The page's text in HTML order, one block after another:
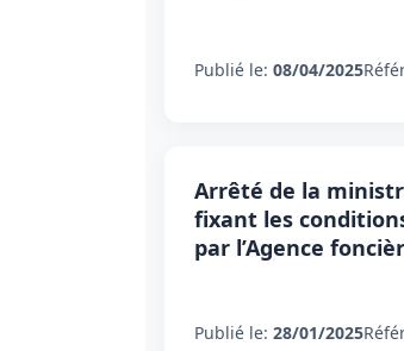
Publié le: 08/04/2025
Arrêté de la
fixant les
par l’Agence
Publié le: 28/01/2025